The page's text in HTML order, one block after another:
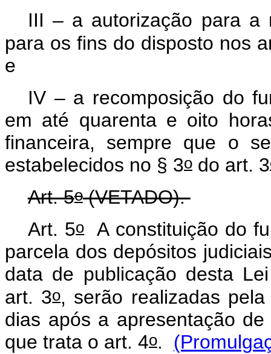
III – a autorização para a
para os fins do disposto nos
e
IV – a recomposição do
em até quarenta e oito
financeira, sempre que o
estabelecidos no § 3o do art. 3
Art. 5o(VETADO).
Art. 5oA constituição do
parcela dos depósitos
data de publicação desta
art. 3o, serão realizadas
dias após a apresentação
que trata o art. 4o.